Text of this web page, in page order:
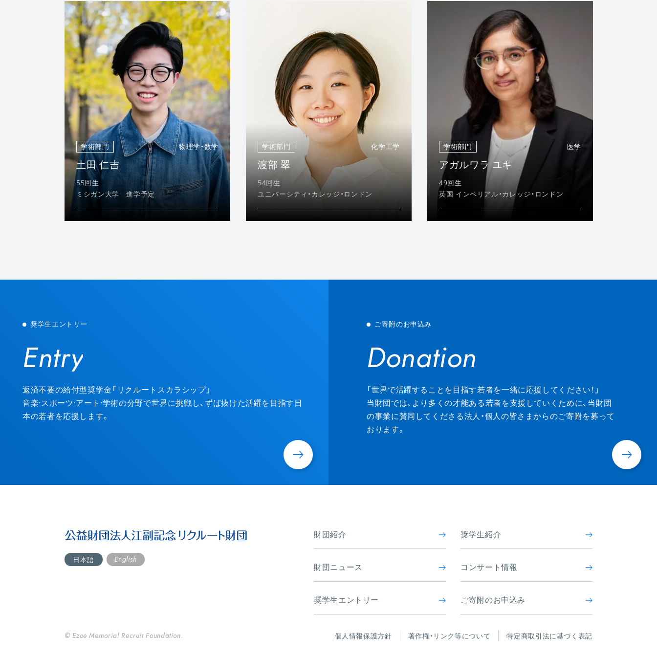
学術部門 物理学・数学
土田 仁吉
55回生
ミシガン大学 進学予定
学術部門 化学工学
渡部 翠
54回生
ユニバーシティ・カレッジ・ロンドン
学術部門 医学
アガルワラ ユキ
49回生
英国 インペリアル・カレッジ・ロンドン
奨学生エントリー
Entry
Entry
返済不要の給付型奨学金「リクルートスカラシップ」
音楽·スポーツ·アート·学術の分野で世界に挑戦し、ずば抜けた活躍を目指す日
本の若者を応援します。
ご寄附のお申込み
Donation
Donation
「世界で活躍することを目指す若者を一緒に応援してください！」
当財団では、より多くの才能ある若者を支援していくために、当財団
の事業に賛同してくださる法人・個人の皆さまからのご寄附を募って
おります。
日本語 English
財団紹介 奨学生紹介
財団ニュース コンサート情報
奨学生エントリー ご寄附のお申込み
個人情報保護方針 著作権・リンク等について 特定商取引法に基づく表記
© Ezoe Memorial Recruit Foundation.